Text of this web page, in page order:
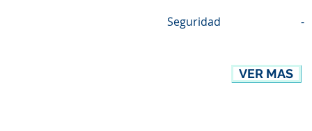
Seguridad
-
VER MAS